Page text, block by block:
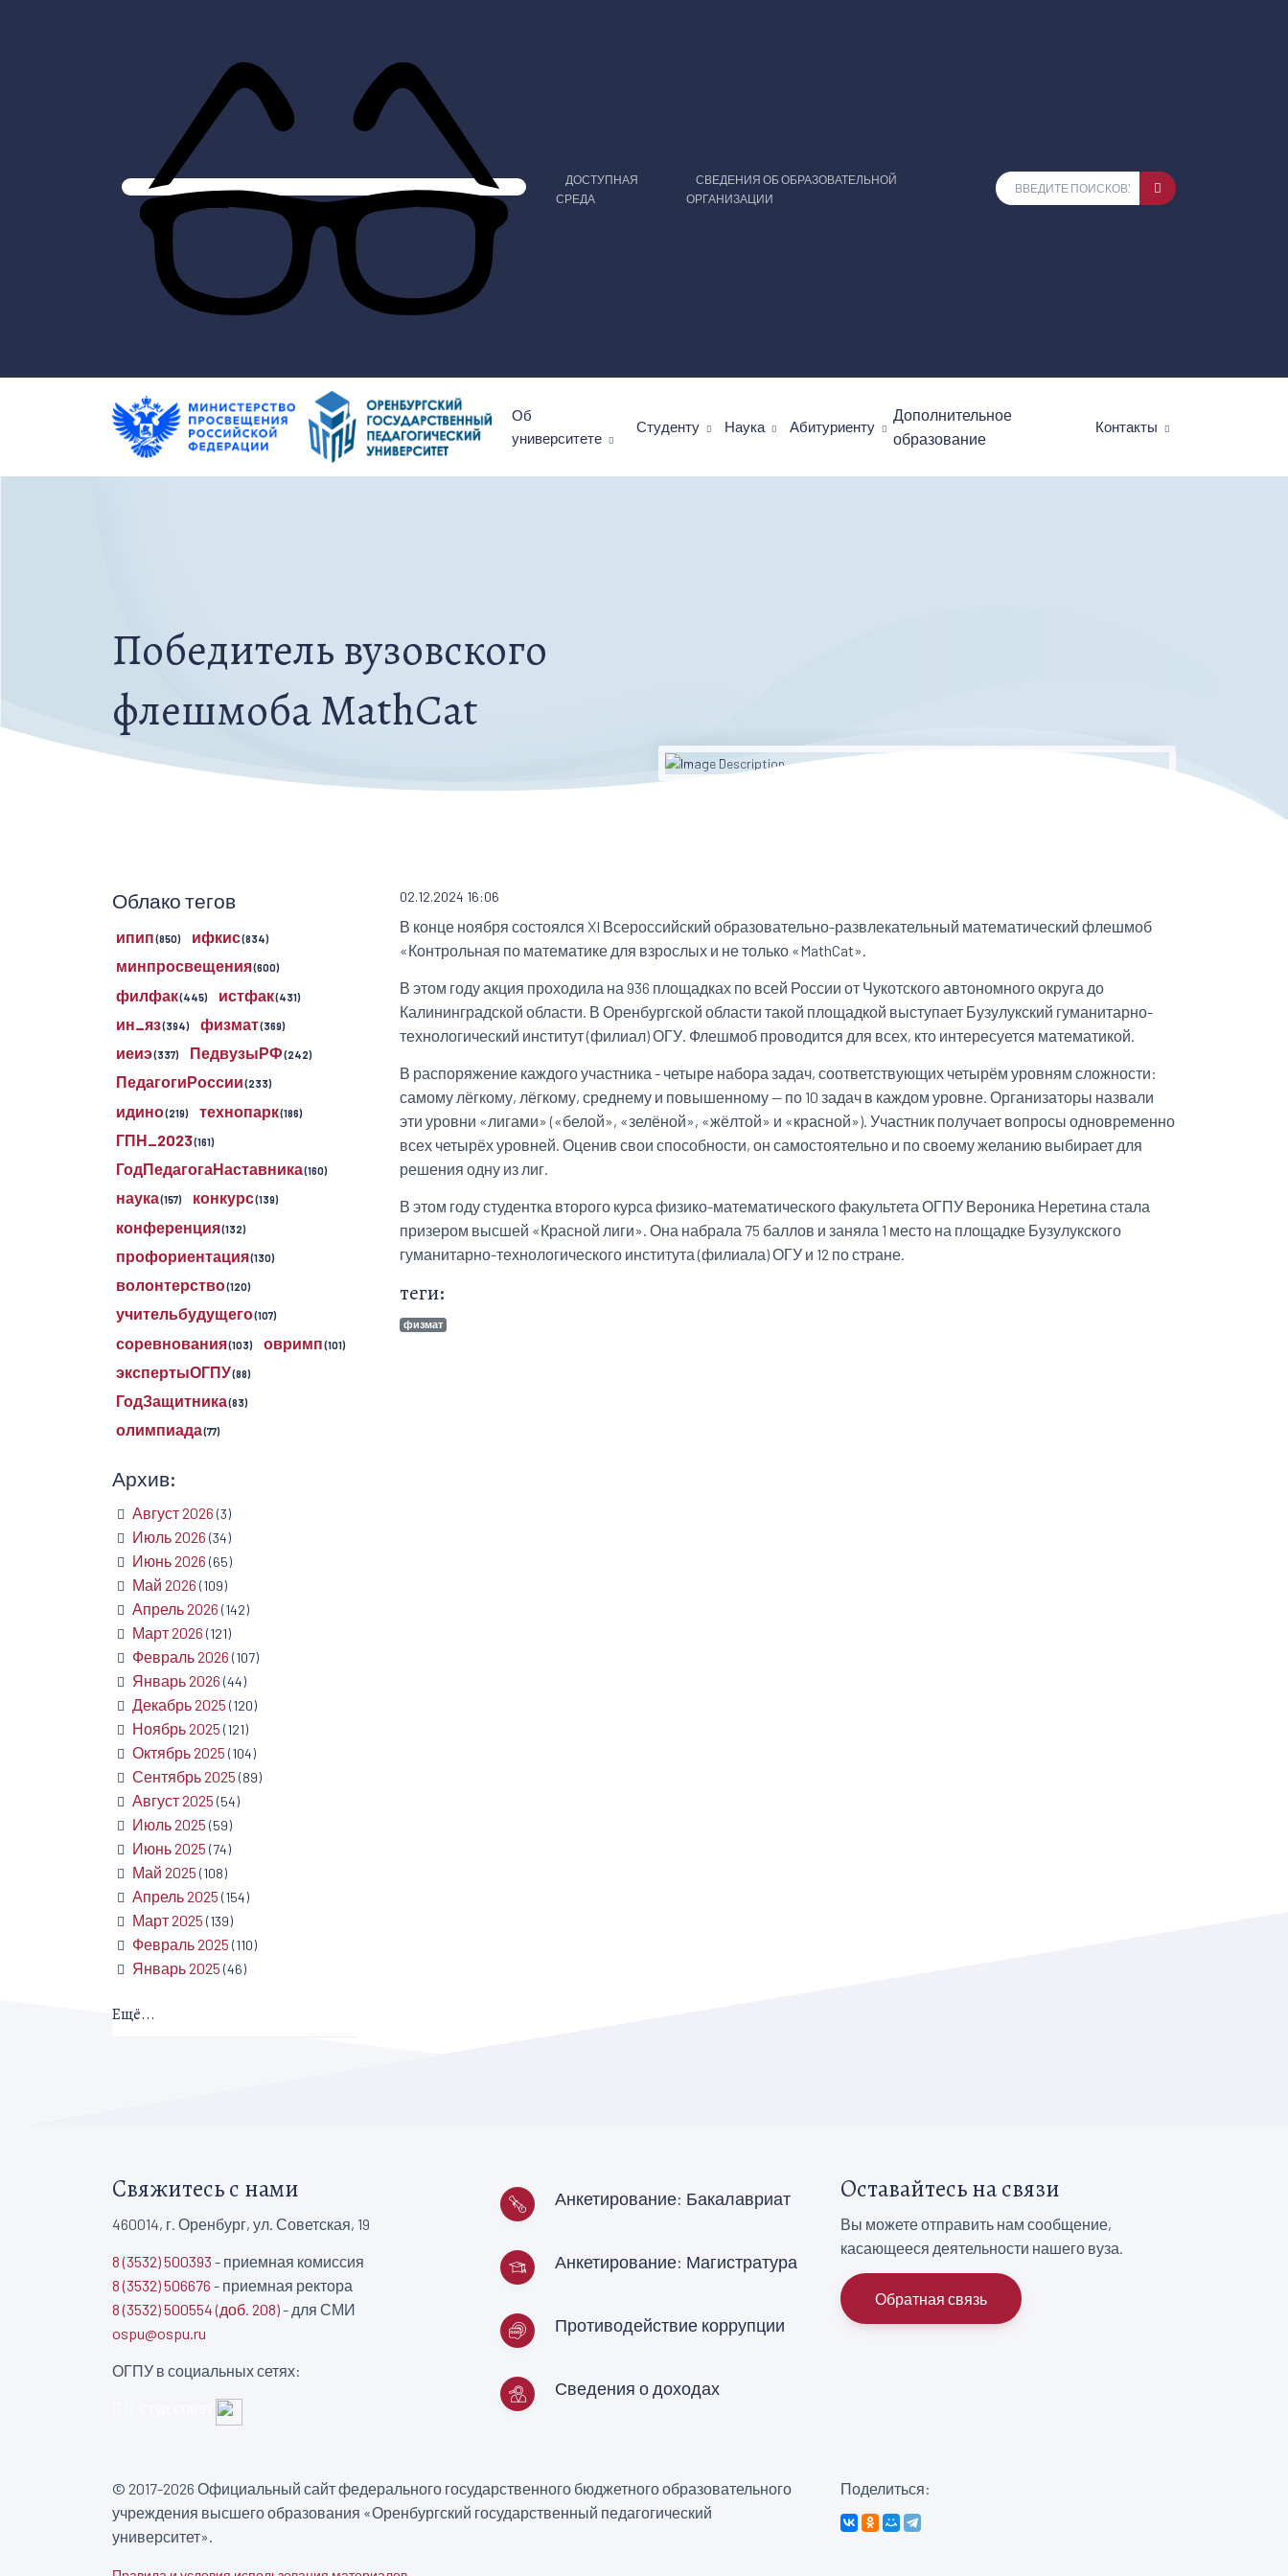
ДОСТУПНАЯ
СРЕДА
СВЕДЕНИЯ ОБ ОБРАЗОВАТЕЛЬНОЙ
ОРГАНИЗАЦИИ
Об
университете
Студенту Наука Абитуриенту
Дополнительное
образование
Контакты
Победитель вузовского
флешмоба MathCat
02.12.2024 16:06
В конце ноября состоялся XI Всероссийский образовательно-развлекательный математический флешмоб
«Контрольная по математике для взрослых и не только «MathCat».
В этом году акция проходила на 936 площадках по всей России от Чукотского автономного округа до
Калининградской области. В Оренбургской области такой площадкой выступает Бузулукский гуманитарно-
технологический институт (филиал) ОГУ. Флешмоб проводится для всех, кто интересуется математикой.
В распоряжение каждого участника - четыре набора задач, соответствующих четырём уровням сложности:
самому лёгкому, лёгкому, среднему и повышенному — по 10 задач в каждом уровне. Организаторы назвали
эти уровни «лигами» («белой», «зелёной», «жёлтой» и «красной»). Участник получает вопросы одновременно
всех четырёх уровней. Оценив свои способности, он самостоятельно и по своему желанию выбирает для
решения одну из лиг.
В этом году студентка второго курса физико-математического факультета ОГПУ Вероника Неретина стала
призером высшей «Красной лиги». Она набрала 75 баллов и заняла 1 место на площадке Бузулукского
гуманитарно-технологического института (филиала) ОГУ и 12 по стране.
теги:
физмат
Облако тегов
ипип(850) ифкис(834)
минпросвещения(600)
филфак(445) истфак(431)
ин_яз(394) физмат(369)
иеиэ(337) ПедвузыРФ(242)
ПедагогиРоссии(233)
идино(219) технопарк(186)
ГПН_2023(161)
ГодПедагогаНаставника(160)
наука(157) конкурс(139)
конференция(132)
профориентация(130)
волонтерство(120)
учительбудущего(107)
соревнования(103) овримп(101)
экспертыОГПУ(88)
ГодЗащитника(83)
олимпиада(77)
Архив:
Август 2026 (3)
Июль 2026 (34)
Июнь 2026 (65)
Май 2026 (109)
Апрель 2026 (142)
Март 2026 (121)
Февраль 2026 (107)
Январь 2026 (44)
Декабрь 2025 (120)
Ноябрь 2025 (121)
Октябрь 2025 (104)
Сентябрь 2025 (89)
Август 2025 (54)
Июль 2025 (59)
Июнь 2025 (74)
Май 2025 (108)
Апрель 2025 (154)
Март 2025 (139)
Февраль 2025 (110)
Январь 2025 (46)
Ещё...
Свяжитесь с нами
460014, г. Оренбург, ул. Советская, 19
8 (3532) 500393 - приемная комиссия
8 (3532) 506676 - приемная ректора
8 (3532) 500554 (доб. 208)- для СМИ
ospu@ospu.ru
ОГПУ в социальных сетях:
Анкетирование: Бакалавриат
Анкетирование: Магистратура
Противодействие коррупции
Сведения о доходах
Оставайтесь на связи
Вы можете отправить нам сообщение,
касающееся деятельности нашего вуза.
Обратная связь
© 2017-2026 Официальный сайт федерального государственного бюджетного образовательного
учреждения высшего образования «Оренбургский государственный педагогический
университет».
Поделиться: